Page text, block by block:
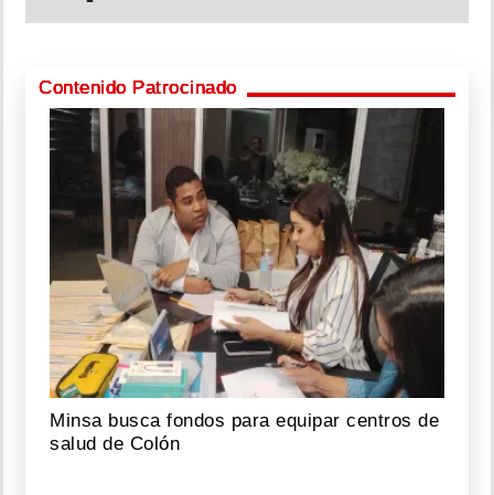
Contenido Patrocinado
Minsa busca fondos para equipar centros de
salud de Colón